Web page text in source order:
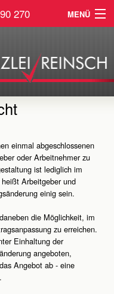
270 MENÜ
einmal abgeschlossenen
oder Arbeitnehmer zu
ist lediglich im
Arbeitgeber und
einig sein.
die Möglichkeit, im
zu erreichen.
Einhaltung der
angeboten,
Angebot ab - eine